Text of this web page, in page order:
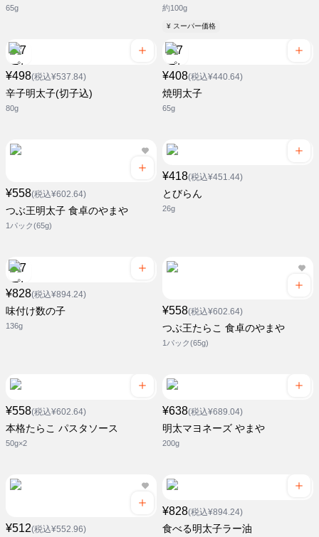
65g 約100g
¥ スーパー価格
¥498(税込¥537.84)
辛子明太子(切子込)
80g
¥408(税込¥440.64)
焼明太子
65g
¥558(税込¥602.64)
つぶ王明太子 食卓のやまや
1パック(65g)
¥418(税込¥451.44)
とびらん
26g
¥828(税込¥894.24)
味付け数の子
136g
¥558(税込¥602.64)
つぶ王たらこ 食卓のやまや
1パック(65g)
¥558(税込¥602.64)
本格たらこ パスタソース
50g×2
¥638(税込¥689.04)
明太マヨネーズ やまや
200g
¥512(税込¥552.96)
¥828(税込¥894.24)
食べる明太子ラー油